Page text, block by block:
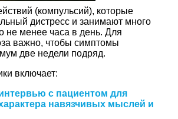
(компульсий), которые
дистресс и занимают много
менее часа в день. Для
важно, чтобы симптомы
две недели подряд.
включает:
с пациентом для
навязчивых мыслей и